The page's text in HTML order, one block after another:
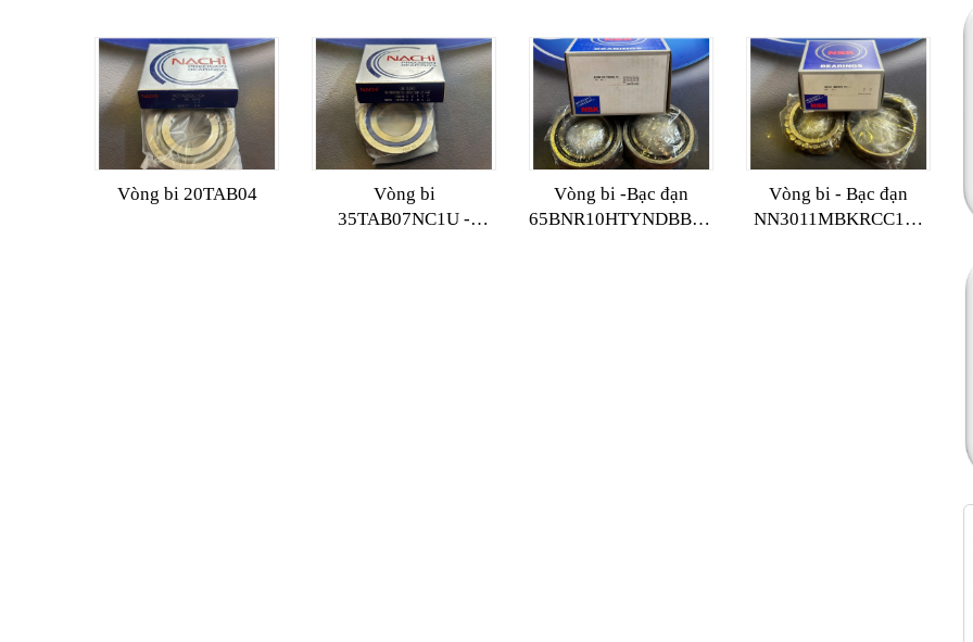
Vòng bi 20TAB04
Vòng bi
35TAB07NC1U -
Vòng bi -Bạc đạn
65BNR10HTYNDBBLP4
Vòng bi - Bạc đạn
NN3011MBKRCC1P4